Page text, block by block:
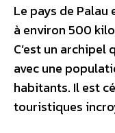
Le pays de Palau
à environ 500
C’est un
avec une
habitants. Il est
touristiques